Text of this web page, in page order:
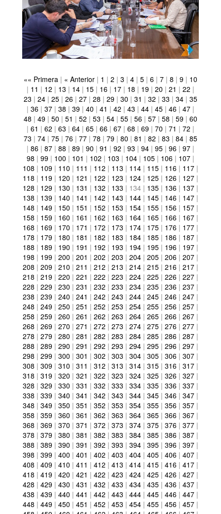
«« Primera | « Anterior | 1 | 2 | 3 | 4 | 5 | 6 | 7 | 8 | 9 | 10
| 11 | 12 | 13 | 14 | 15 | 16 | 17 | 18 | 19 | 20 | 21 | 22 |
23 | 24 | 25 | 26 | 27 | 28 | 29 | 30 | 31 | 32 | 33 | 34 | 35
| 36 | 37 | 38 | 39 | 40 | 41 | 42 | 43 | 44 | 45 | 46 | 47 |
48 | 49 | 50 | 51 | 52 | 53 | 54 | 55 | 56 | 57 | 58 | 59 | 60
| 61 | 62 | 63 | 64 | 65 | 66 | 67 | 68 | 69 | 70 | 71 | 72 |
73 | 74 | 75 | 76 | 77 | 78 | 79 | 80 | 81 | 82 | 83 | 84 | 85
| 86 | 87 | 88 | 89 | 90 | 91 | 92 | 93 | 94 | 95 | 96 | 97 |
98 | 99 | 100 | 101 | 102 | 103 | 104 | 105 | 106 | 107 |
108 | 109 | 110 | 111 | 112 | 113 | 114 | 115 | 116 | 117 |
118 | 119 | 120 | 121 | 122 | 123 | 124 | 125 | 126 | 127 |
128 | 129 | 130 | 131 | 132 | 133 | 134 | 135 | 136 | 137 |
138 | 139 | 140 | 141 | 142 | 143 | 144 | 145 | 146 | 147 |
148 | 149 | 150 | 151 | 152 | 153 | 154 | 155 | 156 | 157 |
158 | 159 | 160 | 161 | 162 | 163 | 164 | 165 | 166 | 167 |
168 | 169 | 170 | 171 | 172 | 173 | 174 | 175 | 176 | 177 |
178 | 179 | 180 | 181 | 182 | 183 | 184 | 185 | 186 | 187 |
188 | 189 | 190 | 191 | 192 | 193 | 194 | 195 | 196 | 197 |
198 | 199 | 200 | 201 | 202 | 203 | 204 | 205 | 206 | 207 |
208 | 209 | 210 | 211 | 212 | 213 | 214 | 215 | 216 | 217 |
218 | 219 | 220 | 221 | 222 | 223 | 224 | 225 | 226 | 227 |
228 | 229 | 230 | 231 | 232 | 233 | 234 | 235 | 236 | 237 |
238 | 239 | 240 | 241 | 242 | 243 | 244 | 245 | 246 | 247 |
248 | 249 | 250 | 251 | 252 | 253 | 254 | 255 | 256 | 257 |
258 | 259 | 260 | 261 | 262 | 263 | 264 | 265 | 266 | 267 |
268 | 269 | 270 | 271 | 272 | 273 | 274 | 275 | 276 | 277 |
278 | 279 | 280 | 281 | 282 | 283 | 284 | 285 | 286 | 287 |
288 | 289 | 290 | 291 | 292 | 293 | 294 | 295 | 296 | 297 |
298 | 299 | 300 | 301 | 302 | 303 | 304 | 305 | 306 | 307 |
308 | 309 | 310 | 311 | 312 | 313 | 314 | 315 | 316 | 317 |
318 | 319 | 320 | 321 | 322 | 323 | 324 | 325 | 326 | 327 |
328 | 329 | 330 | 331 | 332 | 333 | 334 | 335 | 336 | 337 |
338 | 339 | 340 | 341 | 342 | 343 | 344 | 345 | 346 | 347 |
348 | 349 | 350 | 351 | 352 | 353 | 354 | 355 | 356 | 357 |
358 | 359 | 360 | 361 | 362 | 363 | 364 | 365 | 366 | 367 |
368 | 369 | 370 | 371 | 372 | 373 | 374 | 375 | 376 | 377 |
378 | 379 | 380 | 381 | 382 | 383 | 384 | 385 | 386 | 387 |
388 | 389 | 390 | 391 | 392 | 393 | 394 | 395 | 396 | 397 |
398 | 399 | 400 | 401 | 402 | 403 | 404 | 405 | 406 | 407 |
408 | 409 | 410 | 411 | 412 | 413 | 414 | 415 | 416 | 417 |
418 | 419 | 420 | 421 | 422 | 423 | 424 | 425 | 426 | 427 |
428 | 429 | 430 | 431 | 432 | 433 | 434 | 435 | 436 | 437 |
438 | 439 | 440 | 441 | 442 | 443 | 444 | 445 | 446 | 447 |
448 | 449 | 450 | 451 | 452 | 453 | 454 | 455 | 456 | 457 |